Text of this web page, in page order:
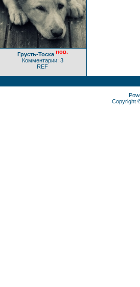
Грусть-Тоска нов.
Комментарии: 3
REF
Copyright